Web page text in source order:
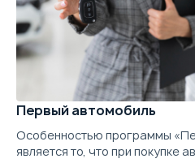
Первый автомобиль
Особенностью программы
является то, что при покупке